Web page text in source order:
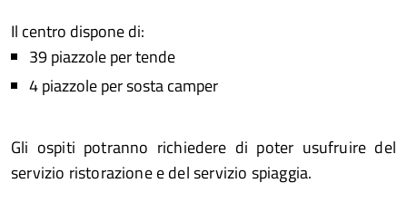
Il centro dispone di:
39 piazzole per tende
4 piazzole per sosta camper
Gli ospiti potranno richiedere di poter usufruire del
servizio ristorazione e del servizio spiaggia.